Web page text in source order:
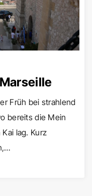
Früh bei strahlend
bereits die Mein
lag. Kurz